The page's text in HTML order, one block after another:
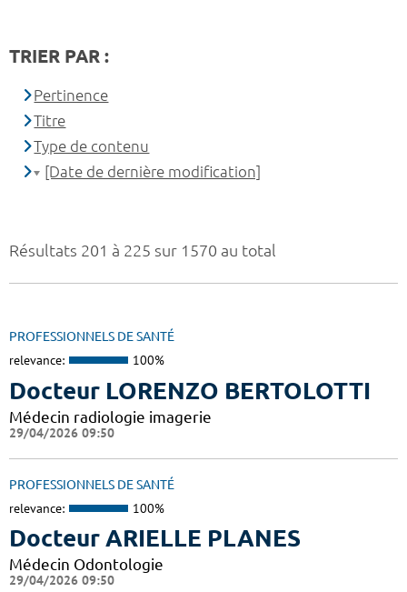
Résultats 201 à 225 sur 1570 au total
PROFESSIONNELS DE SANTÉ
relevance: 100%
Docteur LORENZO BERTOLOTTI
Médecin radiologie imagerie
29/04/2026 09:50
PROFESSIONNELS DE SANTÉ
relevance: 100%
Docteur ARIELLE PLANES
Médecin Odontologie
29/04/2026 09:50
TRIER PAR :
Pertinence
Titre
Type de contenu
[Date de dernière modification]